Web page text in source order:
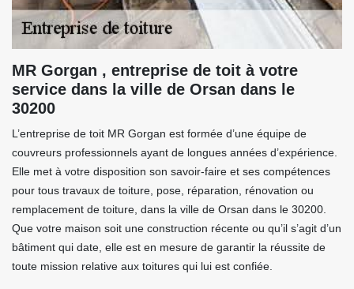
MR Gorgan , entreprise de toit à votre
service dans la ville de Orsan dans le
30200
L’entreprise de toit MR Gorgan est formée d’une équipe de
couvreurs professionnels ayant de longues années d’expérience.
Elle met à votre disposition son savoir-faire et ses compétences
pour tous travaux de toiture, pose, réparation, rénovation ou
remplacement de toiture, dans la ville de Orsan dans le 30200.
Que votre maison soit une construction récente ou qu’il s’agit d’un
bâtiment qui date, elle est en mesure de garantir la réussite de
toute mission relative aux toitures qui lui est confiée.